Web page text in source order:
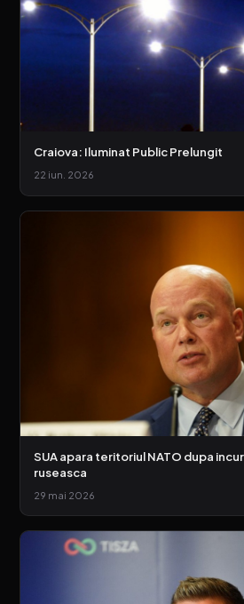
Craiova: Iluminat Public Prelungit
22 iun. 2026
SUA apara teritoriul NATO dupa
ruseasca
29 mai 2026